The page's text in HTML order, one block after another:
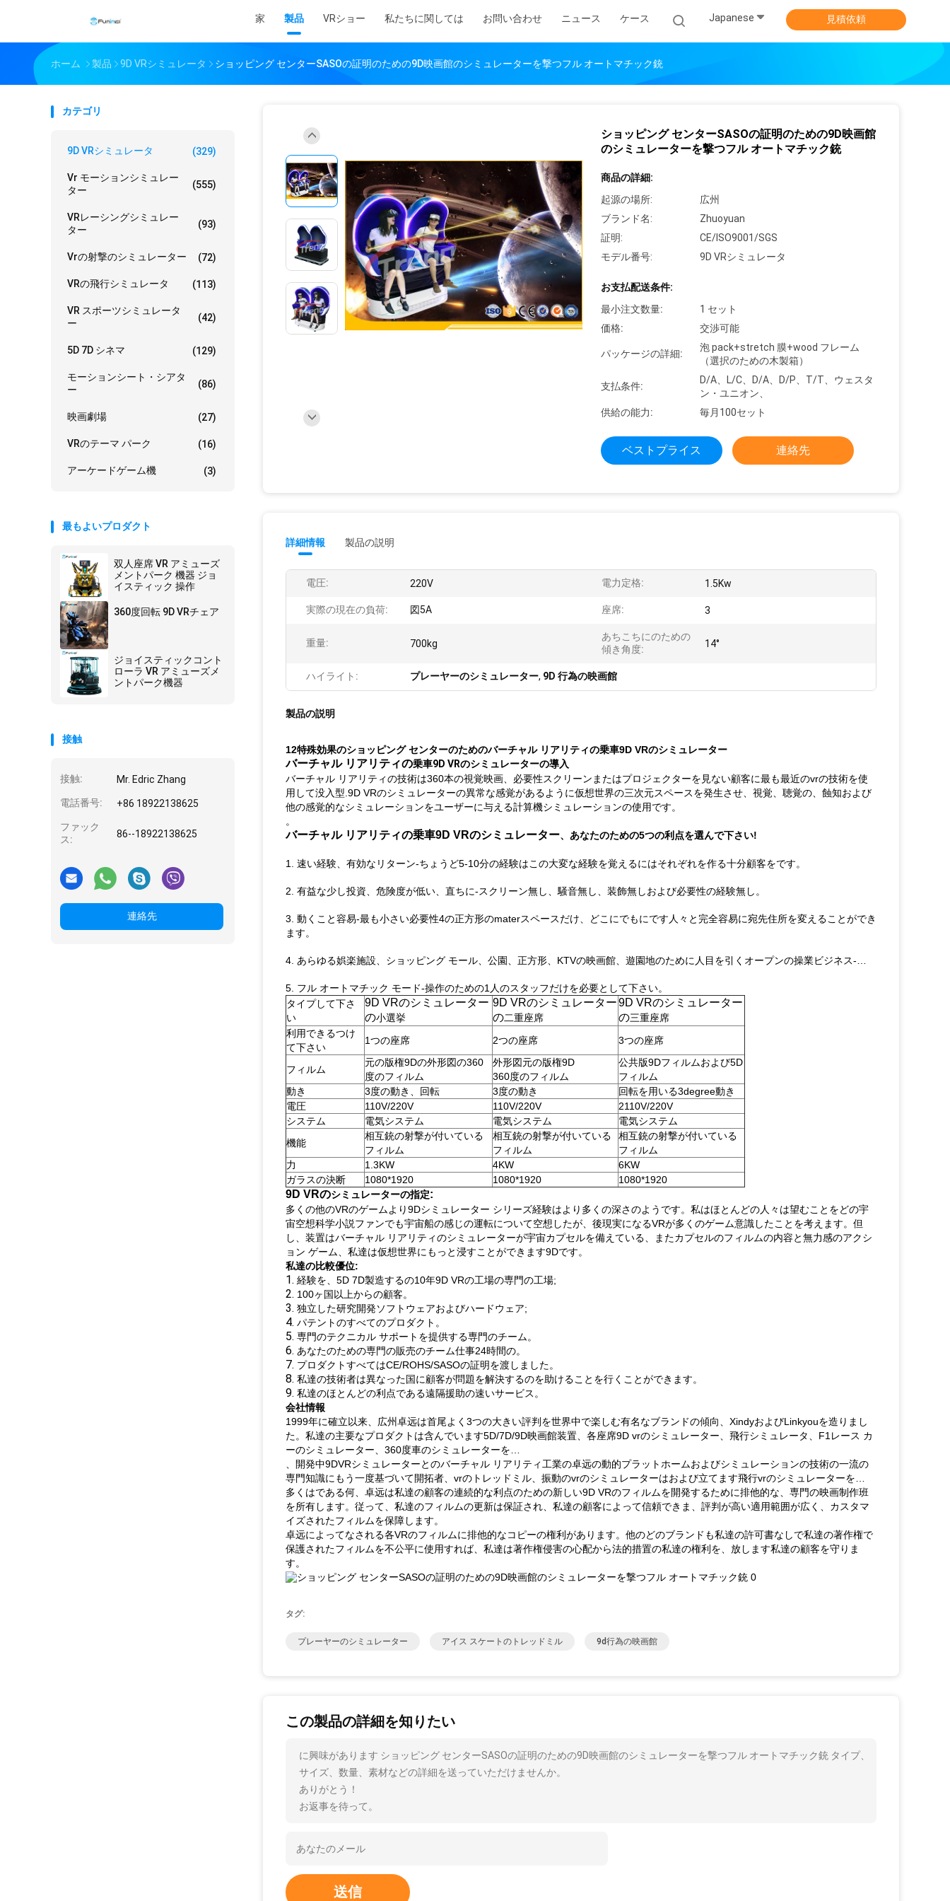
家 製品 VRショー 私たちに関しては お問い合わせ ニュース ケース Japanese 見積依頼
ホーム 製品 9D VRシミュレータ ショッピング センターSASOの証明のための9D映画館のシミュレーターを撃つフル オートマチック銃
カテゴリ
9D VRシミュレータ (329)
Vr モーションシミュレー
ター
(555)
VRレーシングシミュレー
ター
(93)
Vrの射撃のシミュレーター (72)
VRの飛行シミュレータ (113)
VR スポーツシミュレータ
ー
(42)
5D 7D シネマ (129)
モーションシート・シアタ
ー
(86)
映画劇場 (27)
VRのテーマ パーク (16)
アーケードゲーム機 (3)
最もよいプロダクト
双人座席 VR アミューズ
メントパーク 機器 ジョ
イスティック 操作
360度回転 9D VRチェア
ジョイスティックコント
ローラ VR アミューズメ
ントパーク機器
接触
接触: Mr. Edric Zhang
電話番号: +86 18922138625
ファック
ス:
86--18922138625
連絡先
ショッピング センターSASOの証明のための9D映画館
のシミュレーターを撃つフル オートマチック銃
商品の詳細:
起源の場所:
広州
ブランド名:
Zhuoyuan
証明:
CE/ISO9001/SGS
モデル番号:
9D VRシミュレータ
お支払配送条件:
最小注文数量:
1 セット
価格:
交渉可能
パッケージの詳細:
泡 pack+stretch 膜+wood フレーム
（選択のための木製箱）
支払条件:
D/A、L/C、D/A、D/P、T/T、ウェスタ
ン・ユニオン、
供給の能力:
毎月100セット
ベストプライス 連絡先
詳細情報 製品の説明
電圧: 220V 電力定格: 1.5Kw
実際の現在の負荷: 図5A 座席: 3
重量: 700kg
あちこちにのための
傾き角度:
14°
ハイライト: プレーヤーのシミュレーター, 9D 行為の映画館
製品の説明
12特殊効果のショッピング センターのためのバーチャル リアリティの乗車9D VRのシミュレーター
バーチャル リアリティの乗車9D VRのシミュレーターの導入
バーチャル リアリティの技術は360本の視覚映画、必要性スクリーンまたはプロジェクターを見ない顧客に最も最近のvrの技術を使
用して没入型.9D VRのシミュレーターの異常な感覚があるように仮想世界の三次元スペースを発生させ、視覚、聴覚の、蝕知および
他の感覚的なシミュレーションをユーザーに与える計算機シミュレーションの使用です。
。
バーチャル リアリティの乗車9D VRのシミュレーター、あなたのための5つの利点を選んで下さい!
1. 速い経験、有効なリターン-ちょうど5-10分の経験はこの大変な経験を覚えるにはそれぞれを作る十分顧客をです。
2. 有益な少し投資、危険度が低い、直ちに-スクリーン無し、騒音無し、装飾無しおよび必要性の経験無し。
3. 動くこと容易-最も小さい必要性4の正方形のmaterスペースだけ、どこにでもにです人々と完全容易に宛先住所を変えることができ
ます。
4. あらゆる娯楽施設、ショッピング モール、公園、正方形、KTVの映画館、遊園地のために人目を引くオープンの操業ビジネス-…
5. フル オートマチック モード-操作のための1人のスタッフだけを必要として下さい。
タイプして下さ
い
9D VRのシミュレーター
の小選挙
9D VRのシミュレーター
の二重座席
9D VRのシミュレーター
の三重座席
利用できるつけ
て下さい
1つの座席 2つの座席 3つの座席
フィルム
元の版権9Dの外形図の360
度のフィルム
外形図元の版権9D
360度のフィルム
公共版9Dフィルムおよび5D
フィルム
動き
3度の動き、回転 3度の動き
回転を用いる3degree動き
電圧
110V/220V 110V/220V
2110V/220V
システム
電気システム 電気システム
電気システム
機能
相互銃の射撃が付いている
フィルム
相互銃の射撃が付いている
フィルム
相互銃の射撃が付いている
フィルム
力
1.3KW 4KW
6KW
ガラスの決断
1080*1920 1080*1920 1080*1920
9D VRのシミュレーターの指定:
多くの他のVRのゲームより9Dシミュレーター シリーズ経験はより多くの深さのようです。私はほとんどの人々は望むことをどの宇
宙空想科学小説ファンでも宇宙船の感じの運転について空想したが、後現実になるVRが多くのゲーム意識したことを考えます。但
し、装置はバーチャル リアリティのシミュレーターが宇宙カプセルを備えている、またカプセルのフィルムの内容と無力感のアクシ
ョン ゲーム、私達は仮想世界にもっと浸すことができます9Dです。
私達の比較優位:
1. 経験を、5D 7D製造するの10年9D VRの工場の専門の工場;
2. 100ヶ国以上からの顧客。
3. 独立した研究開発ソフトウェアおよびハードウェア;
4. パテントのすべてのプロダクト。
5. 専門のテクニカル サポートを提供する専門のチーム。
6. あなたのための専門の販売のチーム仕事24時間の。
7. プロダクトすべてはCE/ROHS/SASOの証明を渡しました。
8. 私達の技術者は異なった国に顧客が問題を解決するのを助けることを行くことができます。
9. 私達のほとんどの利点である遠隔援助の速いサービス。
会社情報
1999年に確立以来、広州卓远は首尾よく3つの大きい評判を世界中で楽しむ有名なブランドの傾向、XindyおよびLinkyouを造りまし
た。私達の主要なプロダクトは含んでいます5D/7D/9D映画館装置、各座席9D vrのシミュレーター、飛行シミュレータ、F1レース カ
ーのシミュレーター、360度車のシミュレーターを…
、開発中9DVRシミュレーターとのバーチャル リアリティ工業の卓远の動的プラットホームおよびシミュレーションの技術の一流の
専門知識にもう一度基づいて開拓者、vrのトレッドミル、振動のvrのシミュレーターはおよび立てます飛行vrのシミュレーターを…
多くはである何、卓远は私達の顧客の連続的な利点のための新しい9D VRのフィルムを開発するために排他的な、専門の映画制作班
を所有します。従って、私達のフィルムの更新は保証され、私達の顧客によって信頼できま、評判が高い適用範囲が広く、カスタマ
イズされたフィルムを保障します。
卓远によってなされる各VRのフィルムに排他的なコピーの権利があります。他のどのブランドも私達の許可書なしで私達の著作権で
保護されたフィルムを不公平に使用すれば、私達は著作権侵害の心配から法的措置の私達の権利を、放します私達の顧客を守りま
す。
タグ:
プレーヤーのシミュレーター アイス スケートのトレッドミル 9d行為の映画館
この製品の詳細を知りたい
に興味があります ショッピング センターSASOの証明のための9D映画館のシミュレーターを撃つフル オートマチック銃 タイプ、
サイズ、数量、素材などの詳細を送っていただけませんか。
ありがとう！
お返事を待って。
送信